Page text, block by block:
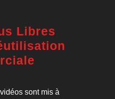
Libres
sont mis à